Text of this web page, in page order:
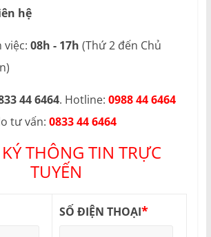
hệ
việc: 08h - 17h (Thứ 2 đến Chủ
44 6464. Hotline: 0988 44 6464
tư vấn: 0833 44 6464
THÔNG TIN TRỰC
TUYẾN
SỐ ĐIỆN THOẠI*